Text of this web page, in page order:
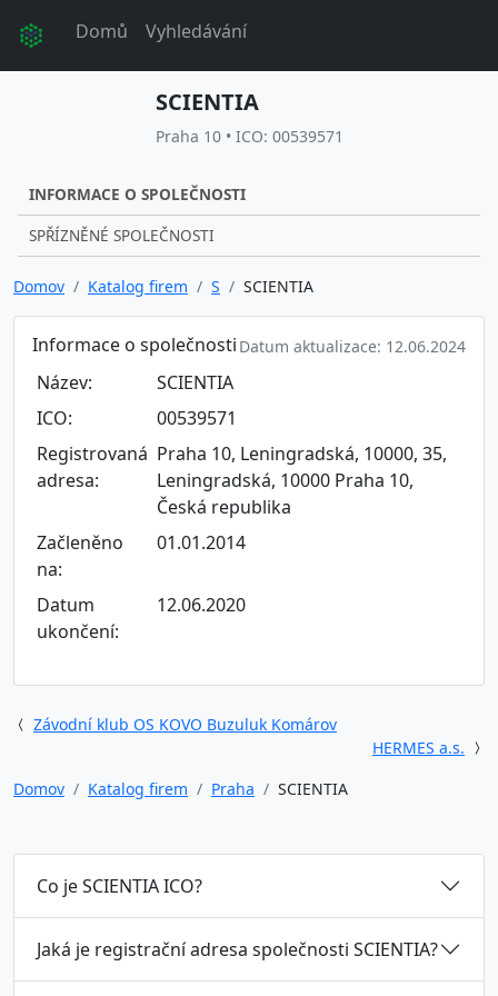
Domů Vyhledávání
SCIENTIA
Praha 10 • ICO: 00539571
INFORMACE O SPOLEČNOSTI
SPŘÍZNĚNÉ SPOLEČNOSTI
Domov Katalog firem S SCIENTIA
Informace o společnosti Datum aktualizace: 12.06.2024
Název:
SCIENTIA
ICO:
00539571
Registrovaná
adresa:
Praha 10, Leningradská, 10000, 35,
Leningradská, 10000 Praha 10,
Česká republika
Začleněno
na:
01.01.2014
Datum
ukončení:
12.06.2020
Závodní klub OS KOVO Buzuluk Komárov
HERMES a.s.
Domov
Katalog firem Praha SCIENTIA
Co je SCIENTIA ICO?
Jaká je registrační adresa společnosti SCIENTIA?